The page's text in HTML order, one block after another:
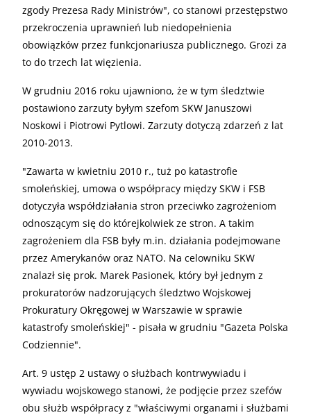
zgody Prezesa Rady Ministrów", co stanowi przestępstwo
przekroczenia uprawnień lub niedopełnienia
obowiązków przez funkcjonariusza publicznego. Grozi za
to do trzech lat więzienia.
W grudniu 2016 roku ujawniono, że w tym śledztwie
postawiono zarzuty byłym szefom SKW Januszowi
Noskowi i Piotrowi Pytlowi. Zarzuty dotyczą zdarzeń z lat
2010-2013.
"Zawarta w kwietniu 2010 r., tuż po katastrofie
smoleńskiej, umowa o współpracy między SKW i FSB
dotyczyła współdziałania stron przeciwko zagrożeniom
odnoszącym się do którejkolwiek ze stron. A takim
zagrożeniem dla FSB były m.in. działania podejmowane
przez Amerykanów oraz NATO. Na celowniku SKW
znalazł się prok. Marek Pasionek, który był jednym z
prokuratorów nadzorujących śledztwo Wojskowej
Prokuratury Okręgowej w Warszawie w sprawie
katastrofy smoleńskiej" - pisała w grudniu "Gazeta Polska
Codziennie".
Art. 9 ustęp 2 ustawy o służbach kontrwywiadu i
wywiadu wojskowego stanowi, że podjęcie przez szefów
obu służb współpracy z "właściwymi organami i służbami